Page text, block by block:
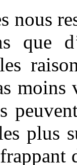
nous
que
moins
plus